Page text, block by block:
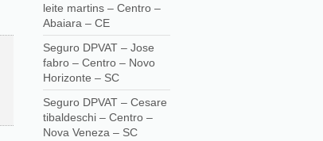
leite martins – Centro –
Abaiara – CE
Seguro DPVAT – Jose
fabro – Centro – Novo
Horizonte – SC
Seguro DPVAT – Cesare
tibaldeschi – Centro –
Nova Veneza – SC